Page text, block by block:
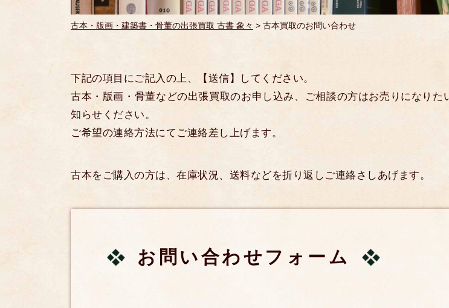
古本・版画・建築書・骨董の出張買取 古書 象々 > 古本買取のお問い合わせ
下記の項目にご記入の上、【送信】してください。
古本・版画・骨董などの出張買取のお申し込み、ご相談の方はお売りになり
知らせください。
ご希望の連絡方法にてご連絡差し上げます。
古本をご購入の方は、在庫状況、送料などを折り返しご連絡さしあげます。
お問い合わせフォーム